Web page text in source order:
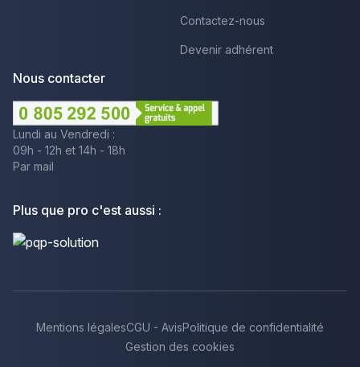
Contactez-nous
Devenir adhérent
Nous contacter
Lundi au Vendredi :
09h - 12h et 14h - 18h
Par mail
Plus que pro c'est aussi :
Mentions légalesCGU - AvisPolitique de confidentialité
Gestion des cookies